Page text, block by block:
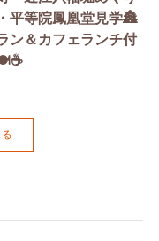
平等院鳳凰堂見学🏯
ン＆カフェランチ付